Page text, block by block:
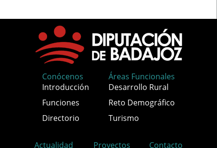
Conócenos
Introducción
Funciones
Directorio
Áreas Funcionales
Desarrollo Rural
Reto Demográfico
Turismo
Actualidad Proyectos Contacto